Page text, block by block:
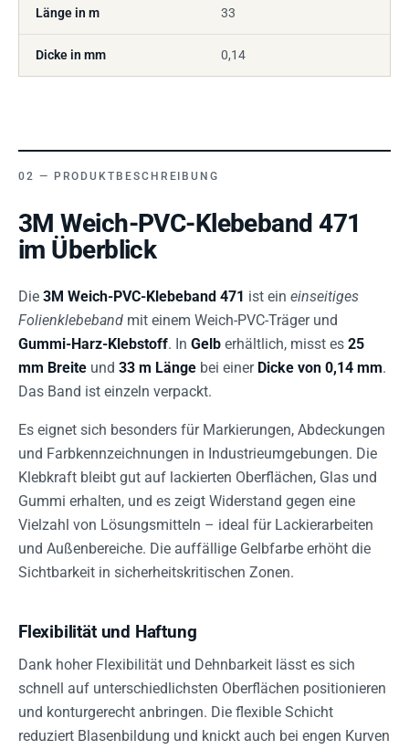
Länge in m 33
Dicke in mm 0,14
PRODUKTBESCHREIBUNG
3M Weich-PVC-Klebeband 471
im Überblick
Die 3M Weich-PVC-Klebeband 471 ist ein einseitiges
Folienklebeband mit einem Weich-PVC-Träger und
Gummi-Harz-Klebstoff. In Gelb erhältlich, misst es 25
mm Breite und 33 m Länge bei einer Dicke von 0,14 mm.
Das Band ist einzeln verpackt.
Es eignet sich besonders für Markierungen, Abdeckungen
und Farbkennzeichnungen in Industrieumgebungen. Die
Klebkraft bleibt gut auf lackierten Oberflächen, Glas und
Gummi erhalten, und es zeigt Widerstand gegen eine
Vielzahl von Lösungsmitteln – ideal für Lackierarbeiten
und Außenbereiche. Die auffällige Gelbfarbe erhöht die
Sichtbarkeit in sicherheitskritischen Zonen.
Flexibilität und Haftung
Dank hoher Flexibilität und Dehnbarkeit lässt es sich
schnell auf unterschiedlichsten Oberflächen positionieren
und konturgerecht anbringen. Die flexible Schicht
reduziert Blasenbildung und knickt auch bei engen Kurven